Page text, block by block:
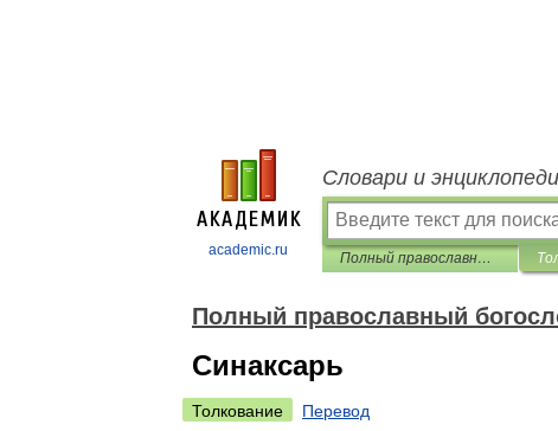
academic.ru
Словари и
Полный православный богословский энциклопедический словарь
Полный православный
Синаксарь
Толкование
Перевод